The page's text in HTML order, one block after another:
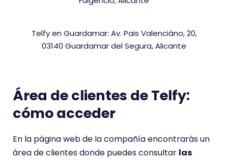
Telfy en Guardamar: Av. Pais Valenciàno, 20,
03140 Guardamar del Segura, Alicante
Área de clientes de Telfy:
cómo acceder
En la página web de la compañía encontrarás un
área de clientes donde puedes consultar las